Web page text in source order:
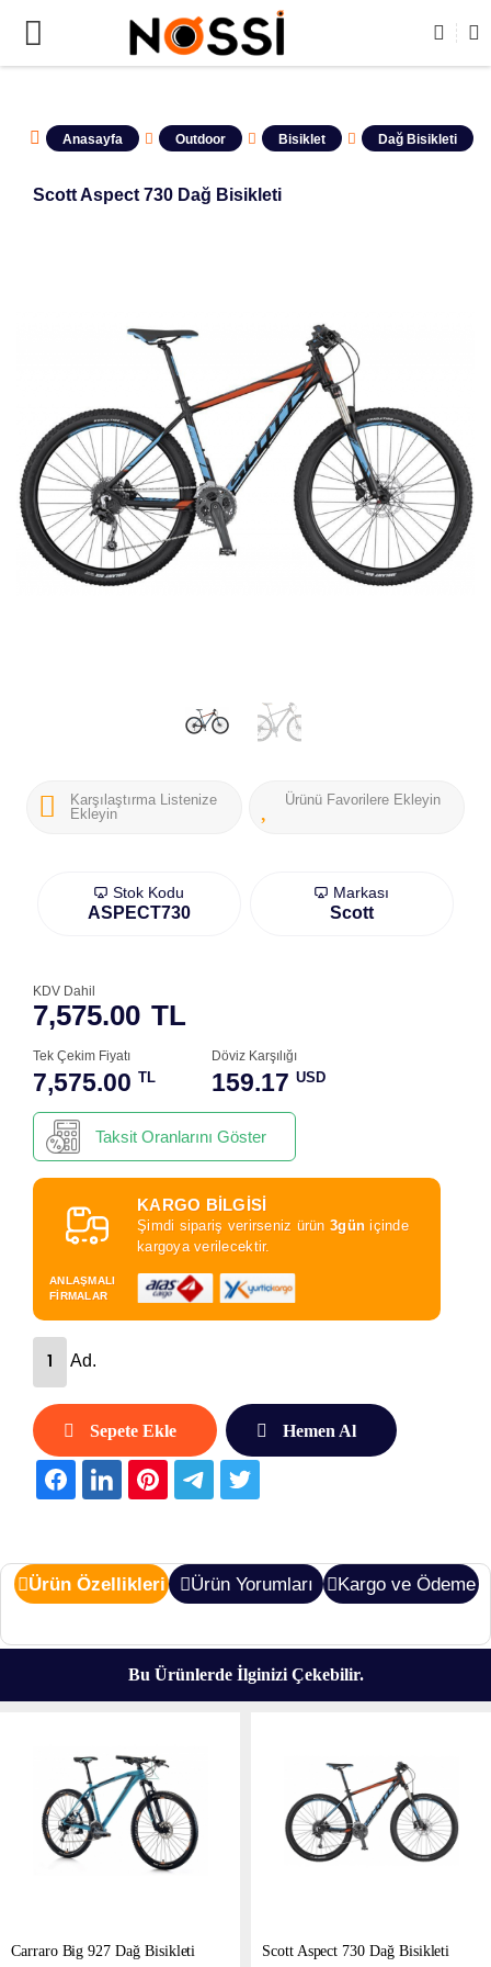
TAMAMI DEMODUR SATIŞA KAPALIDIR !
Anasayfa Outdoor Bisiklet Dağ Bisikleti
Scott Aspect 730 Dağ Bisikleti
Karşılaştırma Listenize
Ekleyin
Ürünü Favorilere Ekleyin
Stok Kodu
ASPECT730
Markası
Scott
7,575.00 TL
KDV Dahil
Tek Çekim Fiyatı
7,575.00 TL
Döviz Karşılığı
159.17 USD
Taksit Oranlarını Göster
KARGO BİLGİSİ
Şimdi sipariş verirseniz ürün 3gün içinde
kargoya verilecektir.
ANLAŞMALI
FİRMALAR
Ad.
Sepete Ekle Hemen Al
Ürün Özellikleri Ürün Yorumları Kargo ve Ödeme
Bu Ürünlerde İlginizi Çekebilir.
Carraro Big 927 Dağ Bisikleti Scott Aspect 730 Dağ Bisikleti